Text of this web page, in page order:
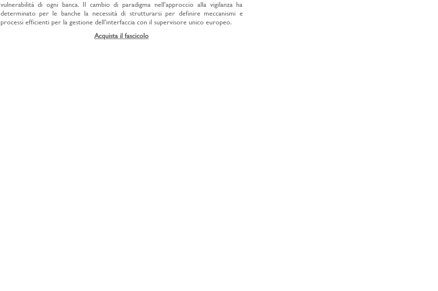
vulnerabilità di ogni banca. Il cambio di paradigma nell’approccio alla vigilanza ha
determinato per le banche la necessità di strutturarsi per definire meccanismi e
processi efficienti per la gestione dell’interfaccia con il supervisore unico europeo.
Acquista il fascicolo